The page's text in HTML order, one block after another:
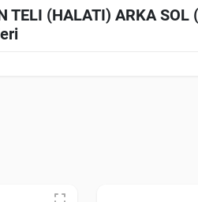
TELI (HALATI) ARKA